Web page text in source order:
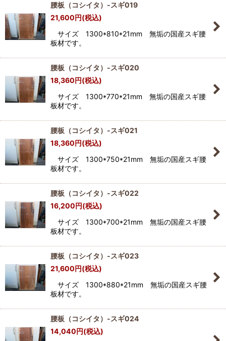
腰板（コシイタ）-スギ019
21,600円(税込)
サイズ 1300*810*21mm 無垢の国産スギ腰
板材です。
腰板（コシイタ）-スギ020
18,360円(税込)
サイズ 1300*770*21mm 無垢の国産スギ腰
板材です。
腰板（コシイタ）-スギ021
18,360円(税込)
サイズ 1300*750*21mm 無垢の国産スギ腰
板材です。
腰板（コシイタ）-スギ022
16,200円(税込)
サイズ 1300*700*21mm 無垢の国産スギ腰
板材です。
腰板（コシイタ）-スギ023
21,600円(税込)
サイズ 1300*880*21mm 無垢の国産スギ腰
板材です。
腰板（コシイタ）-スギ024
14,040円(税込)